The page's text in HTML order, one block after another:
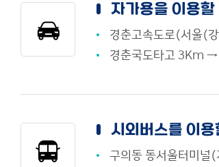
자가용을 이용할
경춘고속도로(서울(
경춘국도타고 3Km →
시외버스를 이용
구의동 동서울터미널